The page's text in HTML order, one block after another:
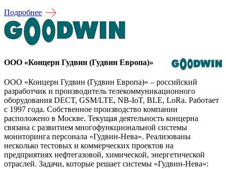
Подробнее
ООО «Концерн Гудвин (Гудвин Европа)»
ООО «Концерн Гудвин (Гудвин Европа)» – российский
разработчик и производитель телекоммуникационного
оборудования DECT, GSM/LTE, NB-IoT, BLE, LoRa. Работает
с 1997 года. Собственное производство компании
расположено в Москве. Текущая деятельность концерна
связана с развитием многофункциональной системы
мониторинга персонала «Гудвин-Нева». Реализованы
несколько тестовых и коммерческих проектов на
предприятиях нефтегазовой, химической, энергетической
отраслей. Задачи, которые решает системы «Гудвин-Нева»: